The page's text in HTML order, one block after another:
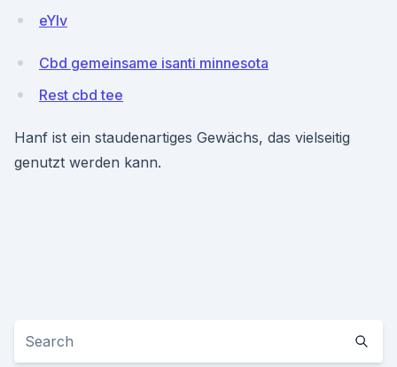
eYlv
Cbd gemeinsame isanti minnesota
Rest cbd tee
Hanf ist ein staudenartiges Gewächs, das vielseitig
genutzt werden kann.